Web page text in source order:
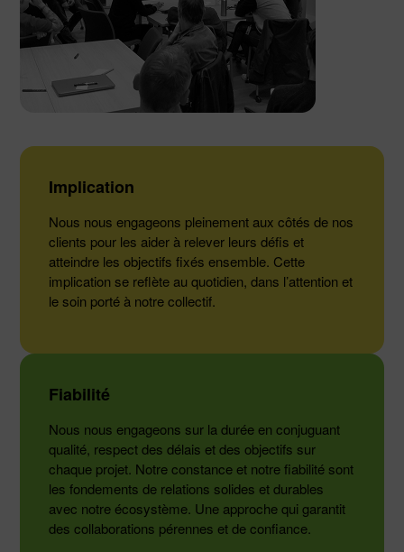
Implication
Nous nous engageons pleinement aux côtés de nos
clients pour les aider à relever leurs défis et
atteindre les objectifs fixés ensemble. Cette
implication se reflète au quotidien, dans l’attention et
le soin porté à notre collectif.
Fiabilité
Nous nous engageons sur la durée en conjuguant
qualité, respect des délais et des objectifs sur
chaque projet. Notre constance et notre fiabilité sont
les fondements de relations solides et durables
avec notre écosystème. Une approche qui garantit
des collaborations pérennes et de confiance.